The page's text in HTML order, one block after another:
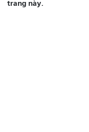
trang này.